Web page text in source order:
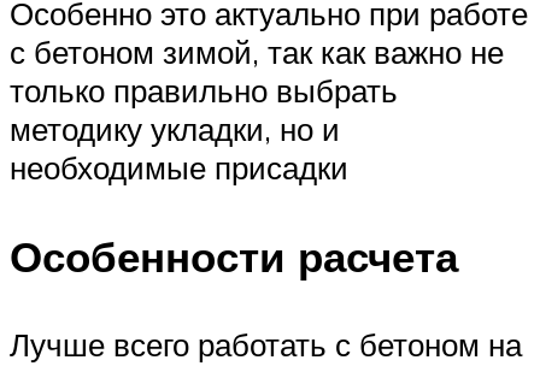
Особенно это актуально при работе
с бетоном зимой, так как важно не
только правильно выбрать
методику укладки, но и
необходимые присадки
Особенности расчета
Лучше всего работать с бетоном на